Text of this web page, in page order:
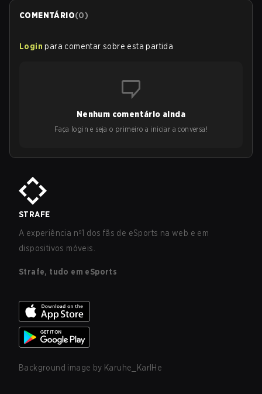
COMENTÁRIO(0)
Login para comentar sobre esta partida
Nenhum comentário ainda
Faça login e seja o primeiro a iniciar a conversa!
STRAFE
A experiência nº1 dos fãs de eSports na web e em
dispositivos móveis.
Strafe, tudo em eSports
Background image by Karuhe_KarlHe